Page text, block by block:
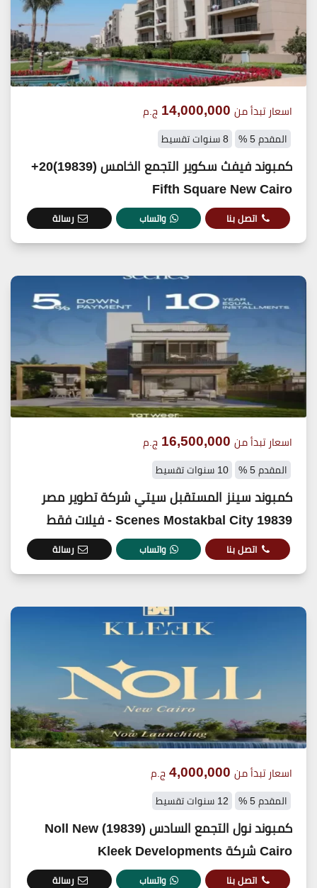
اسعار تبدأ من 14,000,000 ج.م
المقدم 5 % 8 سنوات تقسيط
كمبوند فيفث سكوير التجمع الخامس (19839)20+
Fifth Square New Cairo
اتصل بنا واتساب رسالة
اسعار تبدأ من 16,500,000 ج.م
المقدم 5 % 10 سنوات تقسيط
كمبوند سينز المستقبل سيتي شركة تطوير مصر
19839 Scenes Mostakbal City - فيلات فقط
اتصل بنا واتساب رسالة
اسعار تبدأ من 4,000,000 ج.م
المقدم 5 % 12 سنوات تقسيط
كمبوند نول التجمع السادس (19839) Noll New
Cairo شركة Kleek Developments
اتصل بنا واتساب رسالة